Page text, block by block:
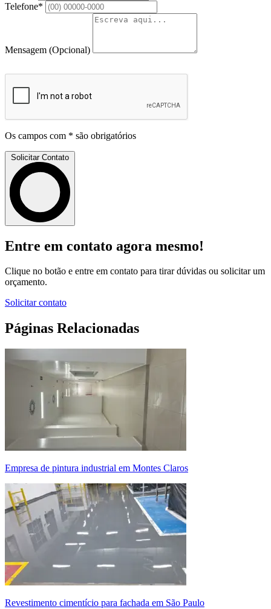
Telefone*
Mensagem (Opcional)
Os campos com * são obrigatórios
Solicitar Contato
Entre em contato agora mesmo!
Clique no botão e entre em contato para tirar dúvidas ou solicitar um
orçamento.
Solicitar contato
Páginas Relacionadas
empresa de pintura industrial em Montes Claros
revestimento cimentício para fachada em São Paulo